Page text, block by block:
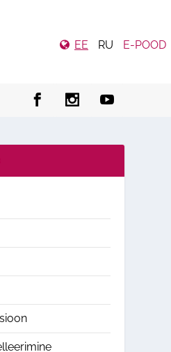
EE RU E-POOD